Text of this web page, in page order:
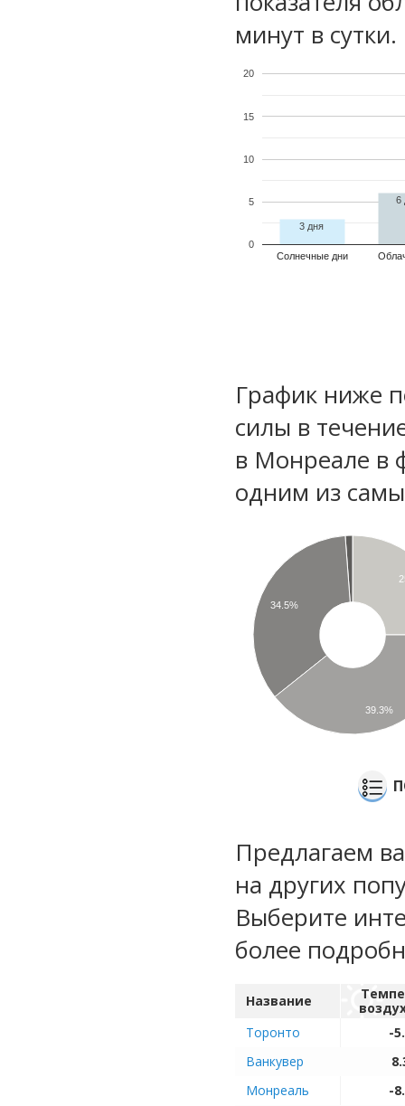
минут в сутки.
Солнечные дни
0
5
10
15
20
3 дня
6
График ниже
силы в
в Монреале в
одним из
34.5%
39.3%
Предлагаем
на других
Выберите
более
Название
Торонто
-
Ванкувер
Монреаль
-